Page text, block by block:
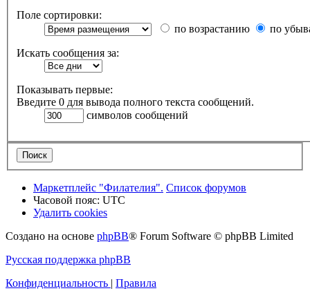
Поле сортировки:
по возрастанию
по
Искать сообщения за:
Показывать первые:
Введите 0 для вывода полного текста сообщений.
символов сообщений
Маркетплейс "Филателия". Список форумов
Часовой пояс: UTC
Удалить cookies
Создано на основе phpBB® Forum Software © phpBB Limited
Русская поддержка phpBB
Конфиденциальность | Правила